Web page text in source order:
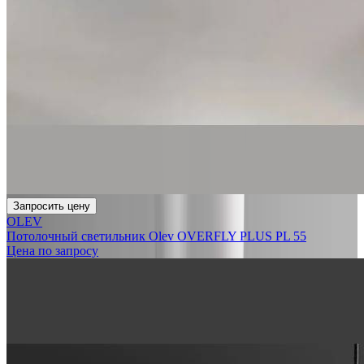
Запросить цену
OLEV
Потолочный светильник Olev OVERFLY PLUS PL 55
Цена по запросу